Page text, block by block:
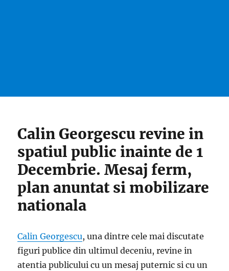
Calin Georgescu revine in
spatiul public inainte de 1
Decembrie. Mesaj ferm,
plan anuntat si mobilizare
nationala
Calin Georgescu, una dintre cele mai discutate
figuri publice din ultimul deceniu, revine in
atentia publicului cu un mesaj puternic si cu un